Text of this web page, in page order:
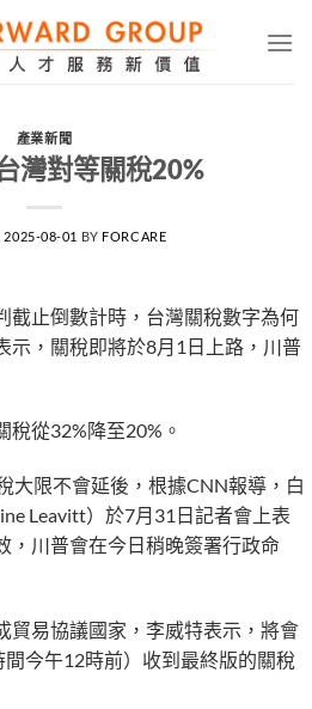
產業新聞
灣對等關稅20%
2025-08-01 BY FORCARE
截止倒數計時，台灣關稅數字為何
示，關稅即將於8月1日上路，川普
從32%降至20%。
大限不會延後，根據CNN報導，白
Leavitt）於7月31日記者會上表
，川普會在今日稍晚簽署行政命
貿易協議國家，李威特表示，將會
今午12時前）收到最終版的關稅